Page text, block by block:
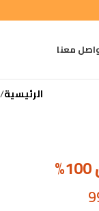
معنا
الرئيسية